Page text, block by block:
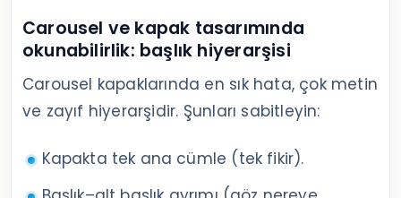
Carousel ve kapak tasarımında
okunabilirlik: başlık hiyerarşisi
Carousel kapaklarında en sık hata, çok metin
ve zayıf hiyerarşidir. Şunları sabitleyin:
Kapakta tek ana cümle (tek fikir).